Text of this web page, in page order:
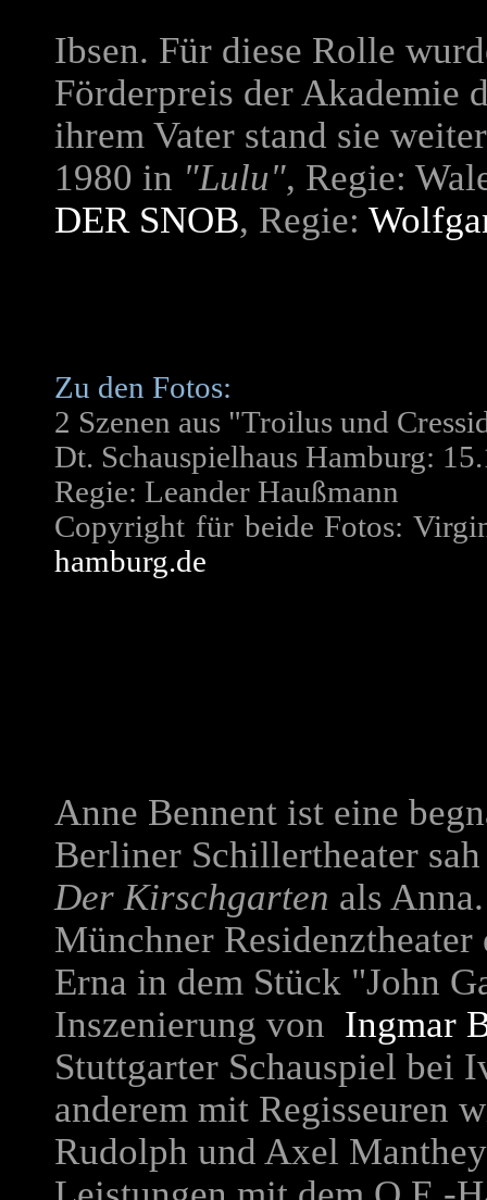
Ibsen. Für diese Rolle
Förderpreis der Akademie
ihrem Vater stand sie
1980 in "Lulu", Regie:
DER SNOB, Regie:
Zu den Fotos:
2 Szenen aus "Troilus und
Dt. Schauspielhaus Hamburg:
Regie: Leander Haußmann
Copyright für beide Fotos:
hamburg.de
Anne Bennent ist eine
Berliner Schillertheater
Der Kirschgarten als
Münchner
Erna in dem Stück "John
Inszenierung von Ingmar
Stuttgarter Schauspiel bei
anderem mit Regisseuren
Rudolph und Axel